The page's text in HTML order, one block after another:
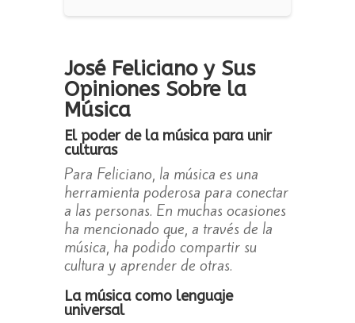
José Feliciano y Sus
Opiniones Sobre la
Música
El poder de la música para unir
culturas
Para Feliciano, la música es una
herramienta poderosa para conectar
a las personas. En muchas ocasiones
ha mencionado que, a través de la
música, ha podido compartir su
cultura y aprender de otras.
La música como lenguaje
universal